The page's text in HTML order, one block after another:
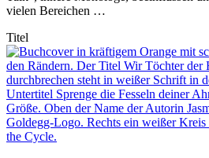
vielen Bereichen …
Titel